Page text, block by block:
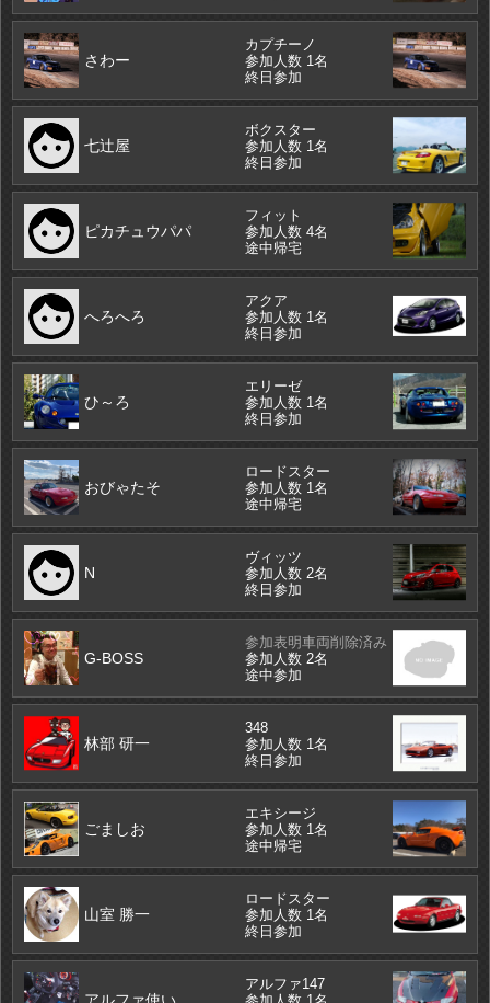
さわー
カプチーノ
参加人数 1名
終日参加
七辻屋
ボクスター
参加人数 1名
終日参加
ピカチュウパパ
フィット
参加人数 4名
途中帰宅
へろへろ
アクア
参加人数 1名
終日参加
ひ～ろ
エリーゼ
参加人数 1名
終日参加
おびゃたそ
ロードスター
参加人数 1名
途中帰宅
N
ヴィッツ
参加人数 2名
終日参加
G-BOSS
参加表明車両削除済み
参加人数 2名
途中参加
林部 研一
348
参加人数 1名
終日参加
ごましお
エキシージ
参加人数 1名
途中帰宅
山室 勝一
ロードスター
参加人数 1名
終日参加
アルファ使い
アルファ147
参加人数 1名